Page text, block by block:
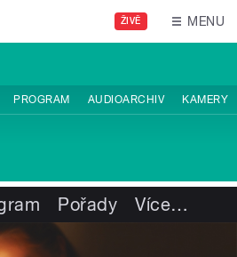
ŽIVĚ MENU
PROGRAM AUDIOARCHIV KAMERY
Pořady Více…